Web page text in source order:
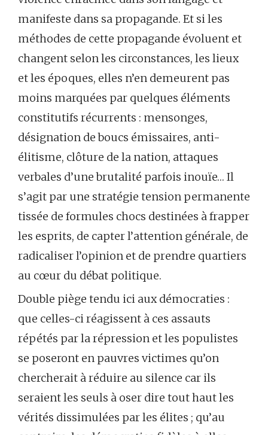
manifeste dans sa propagande. Et si les
méthodes de cette propagande évoluent et
changent selon les circonstances, les lieux
et les époques, elles n’en demeurent pas
moins marquées par quelques éléments
constitutifs récurrents : mensonges,
désignation de boucs émissaires, anti-
élitisme, clôture de la nation, attaques
verbales d’une brutalité parfois inouïe… Il
s’agit par une stratégie tension permanente
tissée de formules chocs destinées à frapper
les esprits, de capter l’attention générale, de
radicaliser l’opinion et de prendre quartiers
au cœur du débat politique.
Double piège tendu ici aux démocraties :
que celles-ci réagissent à ces assauts
répétés par la répression et les populistes
se poseront en pauvres victimes qu’on
chercherait à réduire au silence car ils
seraient les seuls à oser dire tout haut les
vérités dissimulées par les élites ; qu’au